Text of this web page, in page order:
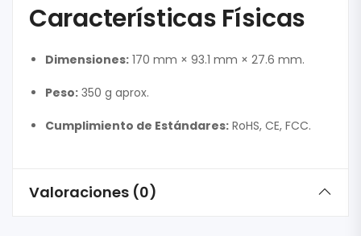
Características Físicas
Dimensiones: 170 mm × 93.1 mm × 27.6 mm.
Peso: 350 g aprox.
Cumplimiento de Estándares: RoHS, CE, FCC.
Valoraciones (0)